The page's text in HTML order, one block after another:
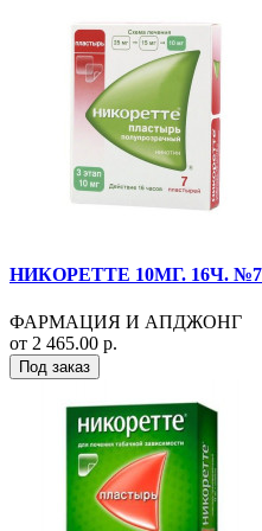
НИКОРЕТТЕ 10МГ. 16Ч.
ФАРМАЦИЯ И АПДЖОНГ
от 2 465.00 р.
Под заказ